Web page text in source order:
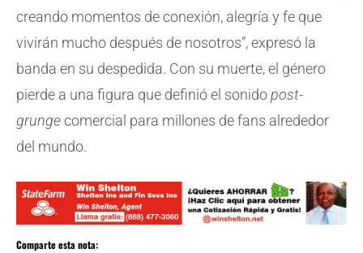
creando momentos de conexión, alegría y fe que
vivirán mucho después de nosotros”, expresó la
banda en su despedida. Con su muerte, el género
pierde a una figura que definió el sonidopost-
grungecomercial para millones de fans alrededor
del mundo.
Comparte esta nota: